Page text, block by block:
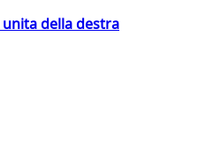
unita della destra